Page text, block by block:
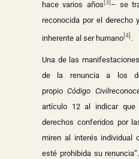
hace varios años[3] – se
reconocida por el derecho
inherente al ser humano[4] .
Una de las
de la renuncia a los
propioCódigo Civil
artículo 12 al indicar que
derechos conferidos por
miren al interés individual
esté prohibida su